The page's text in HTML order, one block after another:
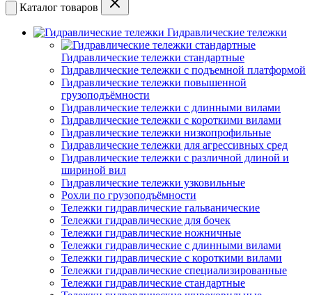
Каталог товаров
Гидравлические тележки
Гидравлические тележки стандартные
Гидравлические тележки с подъемной платформой
Гидравлические тележки повышенной
грузоподъёмности
Гидравлические тележки с длинными вилами
Гидравлические тележки с короткими вилами
Гидравлические тележки низкопрофильные
Гидравлические тележки для агрессивных сред
Гидравлические тележки с различной длиной и
шириной вил
Гидравлические тележки узковильные
Рохли по грузоподъёмности
Тележки гидравлические гальванические
Тележки гидравлические для бочек
Тележки гидравлические ножничные
Тележки гидравлические с длинными вилами
Тележки гидравлические с короткими вилами
Тележки гидравлические специализированные
Тележки гидравлические стандартные